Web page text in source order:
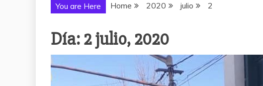
You are Here Home 2020 julio 2
Día:2 julio, 2020